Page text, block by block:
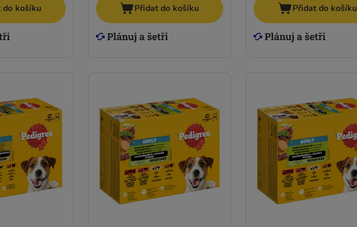
do košíku Přidat do košíku Přidat do košíku